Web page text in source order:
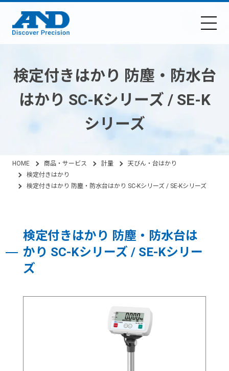
検定付きはかり 防塵・防水台
はかり SC-Kシリーズ / SE-K
シリーズ
HOME 商品・サービス 計量
天びん・台はかり
検定付きはかり
検定付きはかり 防塵・防水台はかり SC-Kシリーズ / SE-Kシリーズ
検定付きはかり 防塵・防水台は
かり SC-Kシリーズ / SE-Kシリー
ズ